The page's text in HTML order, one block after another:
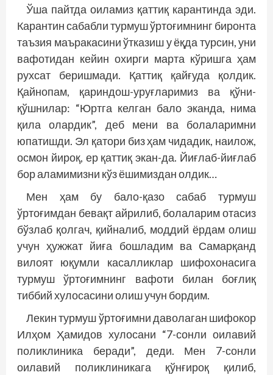
Ўша пайтда оиламиз қаттиқ карантинда эди.
Карантин сабабли турмуш ўртоғимнинг биронта
таъзия маъракасини ўтказиш у ёқда турсин, уни
вафотидан кейин охирги марта кўришга ҳам
рухсат беришмади. Қаттиқ қайғуда қолдик.
Қайнопам, қариндош-уруғларимиз ва қўни-
қўшнилар: “Юртга келган бало эканда, нима
қила олардик”, деб мени ва болаларимни
юпатишди. Эл қатори биз ҳам чидадик, наилож,
осмон йироқ, ер қаттиқ экан-да. Йиғлаб-йиғлаб
бор аламимизни кўз ёшимиздан олдик…
Мен ҳам бу бало-қазо сабаб турмуш
ўртоғимдан бевақт айрилиб, болаларим отасиз
бўзлаб қолгач, қийналиб, моддий ёрдам олиш
учун ҳужжат йиға бошладим ва Самарқанд
вилоят юқумли касаллик­лар шифохонасига
турмуш ўртоғимнинг вафоти билан боғлиқ
тиббий хулосасини олиш учун бордим.
Лекин турмуш ўртоғимни даволаган шифокор
Илҳом Ҳамидов хулосани “7-сонли оилавий
поликлиника беради”, деди. Мен 7-сонли
оилавий поликлиникага қўнғироқ қилиб,